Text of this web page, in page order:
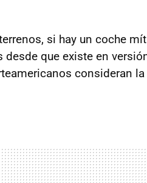
si hay un coche
que existe en
consideran